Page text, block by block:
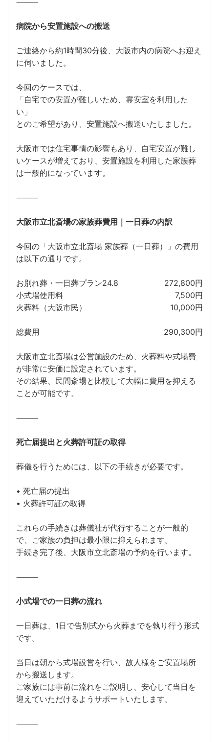
病院から安置施設への搬送
ご連絡から約1時間30分後、大阪市内の病院へお迎え
に伺いました。
今回のケースでは、
「自宅での安置が難しいため、霊安室を利用した
い」
とのご希望があり、安置施設へ搬送いたしました。
大阪市では住宅事情の影響もあり、自宅安置が難し
いケースが増えており、安置施設を利用した家族葬
は一般的になっています。
⸻
大阪市立北斎場の家族葬費用｜一日葬の内訳
今回の「大阪市立北斎場 家族葬（一日葬）」の費用
は以下の通りです。
お別れ葬・一日葬プラン24.8
272,800円
小式場使用料
7,500円
火葬料（大阪市民）
10,000円
総費用 290,300円
大阪市立北斎場は公営施設のため、火葬料や式場費
が非常に安価に設定されています。
その結果、民間斎場と比較して大幅に費用を抑える
ことが可能です。
⸻
死亡届提出と火葬許可証の取得
葬儀を行うためには、以下の手続きが必要です。
• 死亡届の提出
• 火葬許可証の取得
これらの手続きは葬儀社が代行することが一般的
で、ご家族の負担は最小限に抑えられます。
手続き完了後、大阪市立北斎場の予約を行います。
⸻
小式場での一日葬の流れ
一日葬は、1日で告別式から火葬までを執り行う形式
です。
当日は朝から式場設営を行い、故人様をご安置場所
から搬送します。
ご家族には事前に流れをご説明し、安心して当日を
迎えていただけるようサポートいたします。
⸻